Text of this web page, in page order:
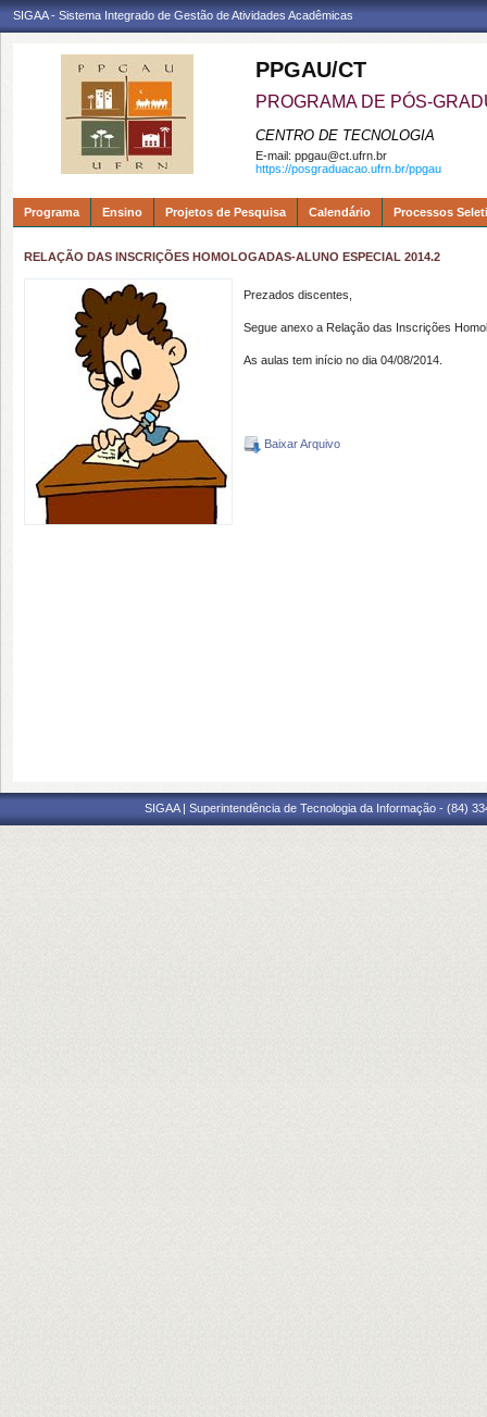
SIGAA - Sistema Integrado de Gestão de Atividades Acadêmicas
PPGAU/CT
PROGRAMA DE PÓS-
CENTRO DE TECNOLOGIA
E-mail: ppgau@ct.ufrn.br
https://posgraduacao.ufrn.br/ppgau
Programa Ensino Projetos de Pesquisa Calendário Processos
RELAÇÃO DAS INSCRIÇÕES HOMOLOGADAS-ALUNO ESPECIAL 2014.2
Prezados discentes,
Segue anexo a Relação das Inscrições
As aulas tem início no dia 04/08/2014.
Baixar Arquivo
SIGAA | Superintendência de Tecnologia da Informação - (84)